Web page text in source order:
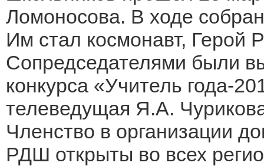
Ломоносова. В ходе
Им стал космонавт, Герой
Сопредседателями были
конкурса «Учитель года-
телеведущая Я.А.
Членство в организации
РДШ открыты во всех